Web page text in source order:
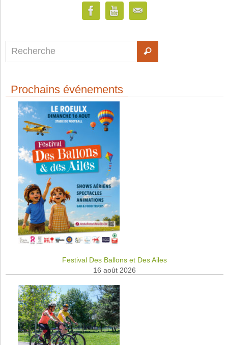
Prochains événements
Festival Des Ballons et Des Ailes
16 août 2026